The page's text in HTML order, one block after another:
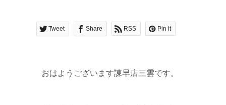
Tweet Share RSS Pin it
おはようございます諫早店三雲です。